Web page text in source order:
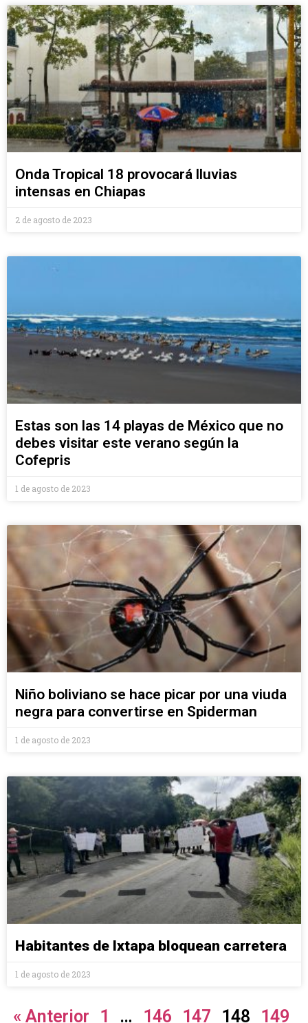
Onda Tropical 18 provocará lluvias
intensas en Chiapas
2 de agosto de 2023
Estas son las 14 playas de México que no
debes visitar este verano según la
Cofepris
1 de agosto de 2023
Niño boliviano se hace picar por una viuda
negra para convertirse en Spiderman
1 de agosto de 2023
Habitantes de Ixtapa bloquean carretera
1 de agosto de 2023
« Anterior 1 … 146 147 148 149